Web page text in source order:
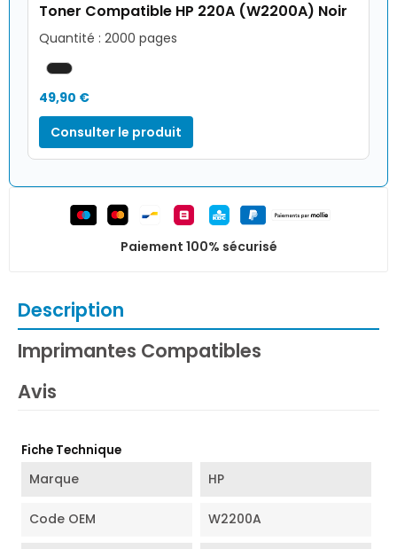
Toner Compatible HP 220A (W2200A) Noir
Quantité : 2000 pages
49,90 €
Consulter le produit
Paiement 100% sécurisé
Description
Imprimantes Compatibles
Avis
Fiche Technique
Marque HP
Code OEM W2200A